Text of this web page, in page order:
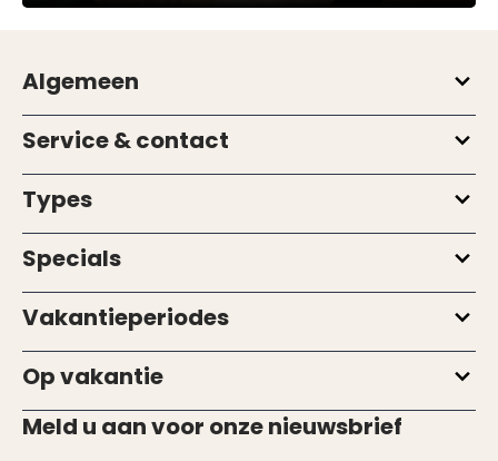
Algemeen
Service & contact
Types
Specials
Vakantieperiodes
Op vakantie
Meld u aan voor onze nieuwsbrief